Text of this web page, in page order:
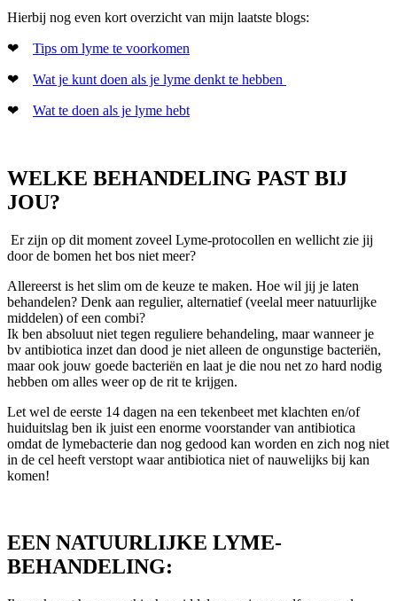
Hierbij nog even kort overzicht van mijn laatste blogs:
❤ Tips om lyme te voorkomen
❤ Wat je kunt doen als je lyme denkt te hebben
❤ Wat te doen als je lyme hebt
WELKE BEHANDELING PAST BIJ
JOU?
Er zijn op dit moment zoveel Lyme-protocollen en wellicht zie jij
door de bomen het bos niet meer?
Allereerst is het slim om de keuze te maken. Hoe wil jij je laten
behandelen? Denk aan regulier, alternatief (veelal meer natuurlijke
middelen) of een combi?
Ik ben absoluut niet tegen reguliere behandeling, maar wanneer je
bv antibiotica inzet dan dood je niet alleen de ongunstige bacteriën,
maar ook jouw goede bacteriën en laat je die nou net zo hard nodig
hebben om alles weer op de rit te krijgen.
Let wel de eerste 14 dagen na een tekenbeet met klachten en/of
huiduitslag ben ik juist een enorme voorstander van antibiotica
omdat de lymebacterie dan nog gedood kan worden en zich nog niet
in de cel heeft verstopt waar antibiotica niet of nauwelijks bij kan
komen!
EEN NATUURLIJKE LYME-
BEHANDELING: